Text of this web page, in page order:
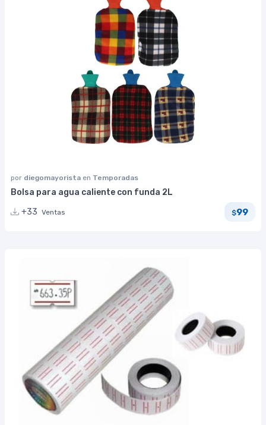
por diegomayorista en Temporadas
Bolsa para agua caliente con funda 2L
+33 Ventas $99